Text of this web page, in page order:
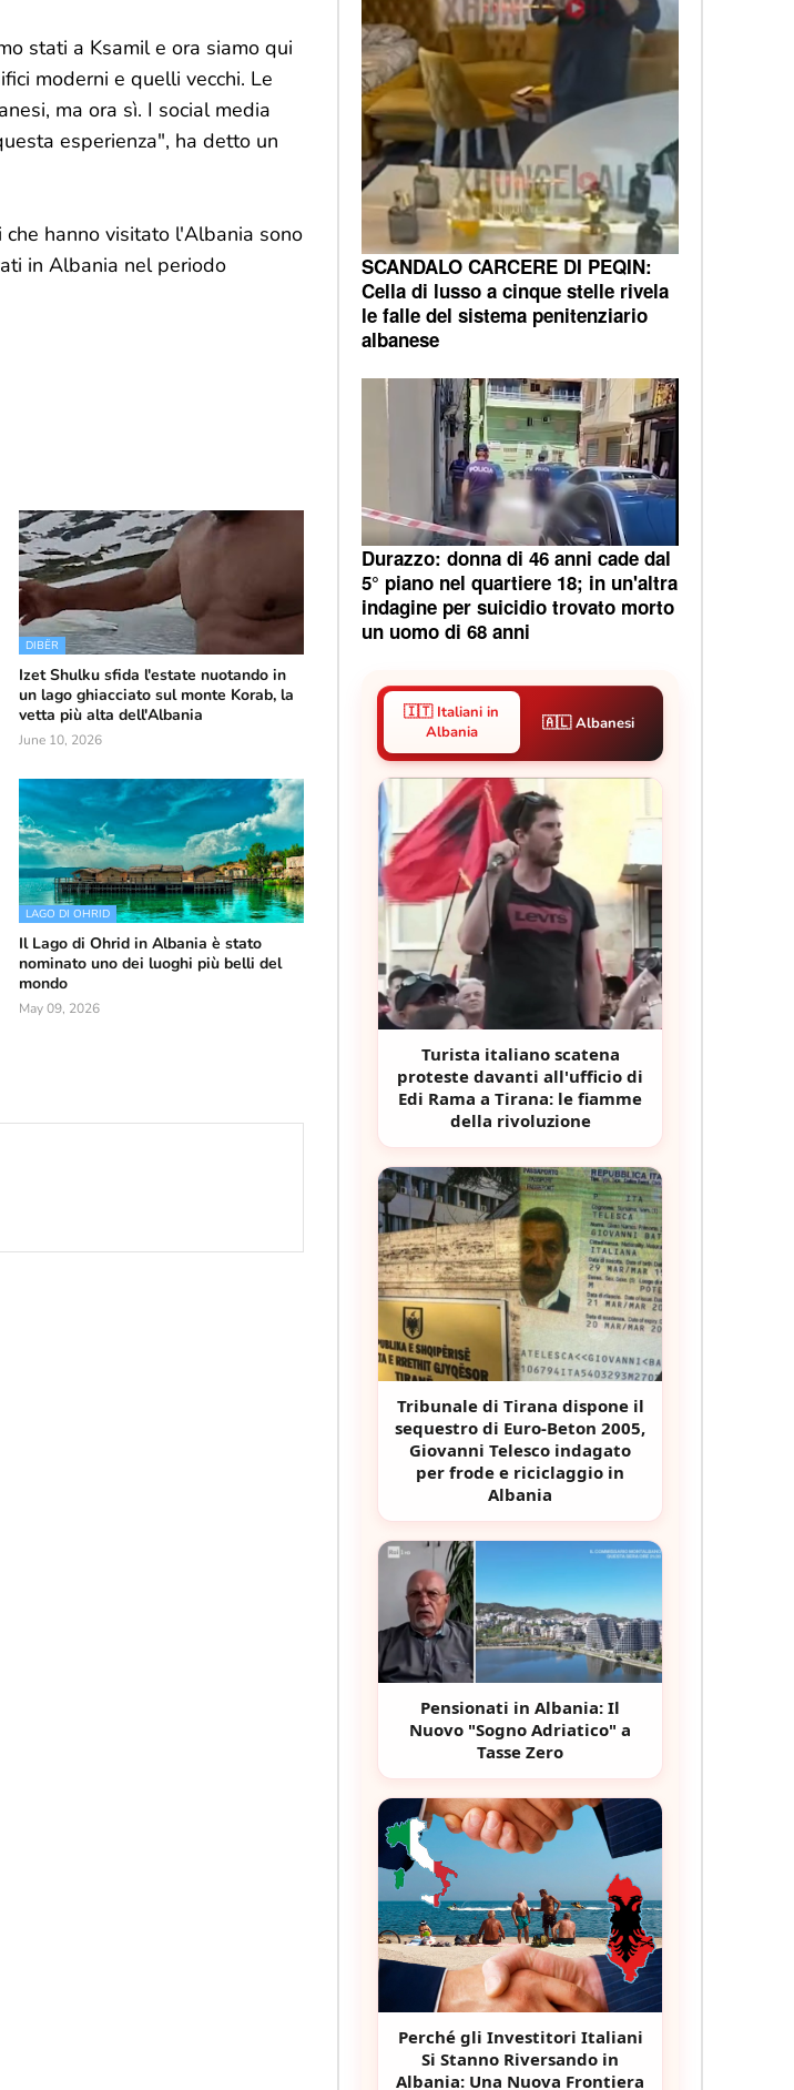
stati a Ksamil e ora siamo qui
moderni e quelli vecchi. Le
ma ora sì. I social media
esperienza", ha detto un
hanno visitato l'Albania sono
in Albania nel periodo
DIBËR
Izet Shulku sfida l'estate nuotando in
un lago ghiacciato sul monte Korab, la
vetta più alta dell'Albania
June 10, 2026
LAGO DI OHRID
Il Lago di Ohrid in Albania è stato
nominato uno dei luoghi più belli del
mondo
May 09, 2026
SCANDALO CARCERE DI PEQIN:
Cella di lusso a cinque stelle rivela
le falle del sistema penitenziario
albanese
Durazzo: donna di 46 anni cade dal
5° piano nel quartiere 18; in un'altra
indagine per suicidio trovato morto
un uomo di 68 anni
🇮🇹 Italiani in
Albania
🇦🇱 Albanesi
Turista italiano scatena
proteste davanti all'ufficio di
Edi Rama a Tirana: le fiamme
della rivoluzione
Tribunale di Tirana dispone il
sequestro di Euro-Beton 2005,
Giovanni Telesco indagato
per frode e riciclaggio in
Albania
Pensionati in Albania: Il
Nuovo "Sogno Adriatico" a
Tasse Zero
Perché gli Investitori Italiani
Si Stanno Riversando in
Albania: Una Nuova Frontiera